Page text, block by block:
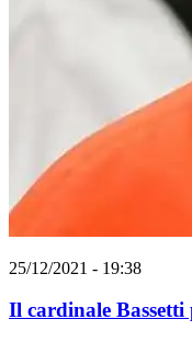
25/12/2021 - 19:38
Il cardinale